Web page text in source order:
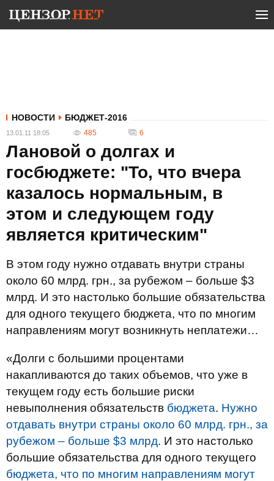
НОВОСТИ БЮДЖЕТ-2016
13.01.11 18:05 485 6
Лановой о долгах и
госбюджете: "То, что вчера
казалось нормальным, в
этом и следующем году
является критическим"
В этом году нужно отдавать внутри страны
около 60 млрд. грн., за рубежом – больше $3
млрд. И это настолько большие обязательства
для одного текущего бюджета, что по многим
направлениям могут возникнуть неплатежи…
«Долги с большими процентами
накапливаются до таких объемов, что уже в
текущем году есть большие риски
невыполнения обязательств бюджета. Нужно
отдавать внутри страны около 60 млрд. грн., за
рубежом – больше $3 млрд. И это настолько
большие обязательства для одного текущего
бюджета, что по многим направлениям могут